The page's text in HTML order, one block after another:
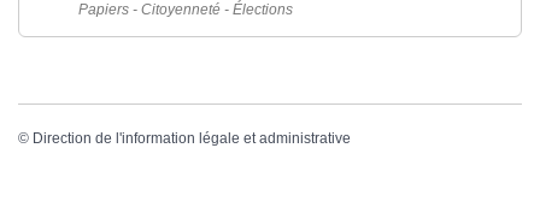
Papiers - Citoyenneté - Élections
© Direction de l'information légale et administrative